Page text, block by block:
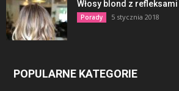
Włosy blond z refleksami
Porady 5 stycznia 2018
POPULARNE KATEGORIE